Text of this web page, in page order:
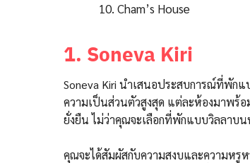
10. Cham’s House
1. Soneva Kiri
Soneva Kiri นำเสนอประสบการณ์ที่พักแ
ความเป็นส่วนตัวสูงสุด แต่ละห้องมาพร้
ยั่งยืน ไม่ว่าคุณจะเลือกที่พักแบบวิลลาบ
คุณจะได้สัมผัสกับความสงบและความหรู